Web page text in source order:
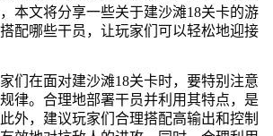
本文将分享一些关于建沙滩18关卡的游
配哪些干员，让玩家们可以轻松地迎接
们在面对建沙滩18关卡时，要特别注意
律。合理地部署干员并利用其特点，是
外，建议玩家们合理搭配高输出和控制